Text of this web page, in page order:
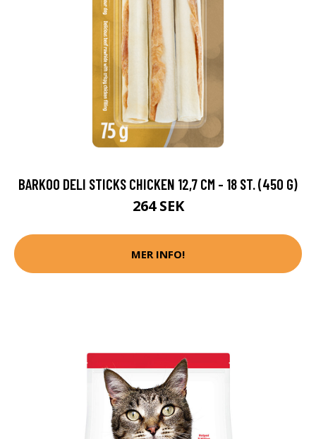
BARKOO DELI STICKS CHICKEN 12,7 CM - 18 ST. (450 G)
264 SEK
MER INFO!